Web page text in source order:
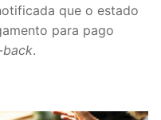
que o estado
para pago
.